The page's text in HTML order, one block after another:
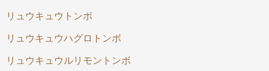
リュウキュウトンボ
リュウキュウハグロトンボ
リュウキュウルリモントンボ